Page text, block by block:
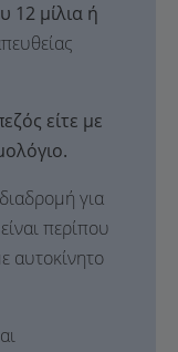
12 μίλια ή
είτε με
για
περίπου
αυτοκίνητο